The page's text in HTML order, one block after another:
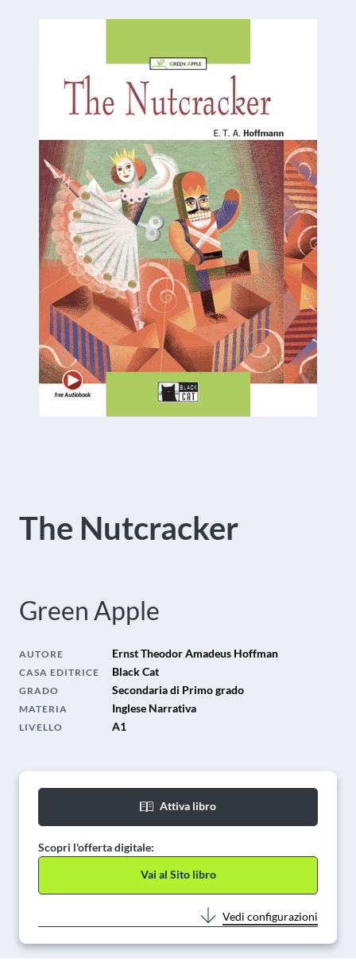
The Nutcracker
Green Apple
AUTORE Ernst Theodor Amadeus Hoffman
CASA EDITRICE Black Cat
GRADO Secondaria di Primo grado
MATERIA Inglese Narrativa
LIVELLO A1
Attiva libro
Scopri l'offerta digitale:
Vai al Sito libro
Vedi configurazioni